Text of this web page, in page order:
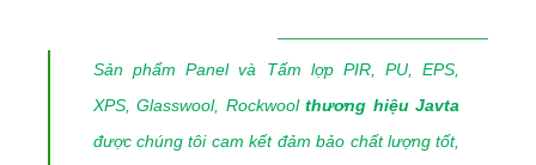
Sản phẩm Panel và Tấm lợp PIR, PU, EPS,
XPS, Glasswool, Rockwoolthương hiệu Javta
được chúng tôi cam kết đảm bảo chất lượng tốt,